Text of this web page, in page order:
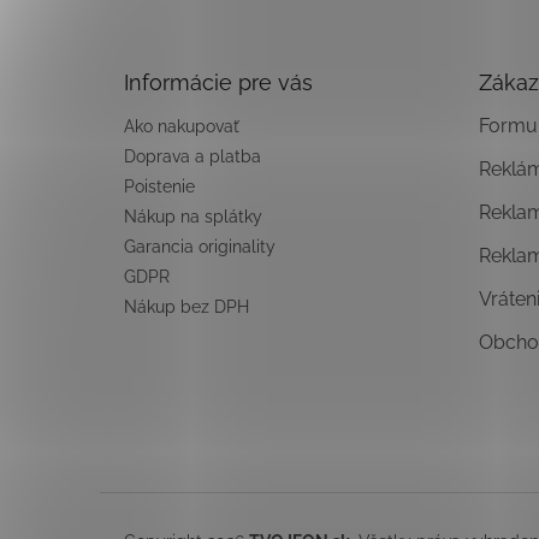
Informácie pre vás
Ako nakupovať
Doprava a platba
Poistenie
Nákup na splátky
Garancia originality
GDPR
Nákup bez DPH